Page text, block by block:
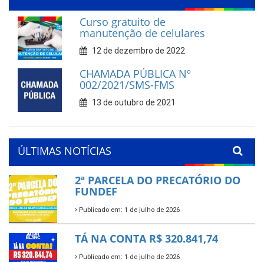
Curso gratuito de
manutenção de celulares
12 de dezembro de 2022
CHAMADA PÚBLICA Nº
002/2021/SMS-FMS
13 de outubro de 2021
ÚLTIMAS NOTÍCIAS
2ª PARCELA DO PRECATÓRIO DO
FUNDEF
Publicado em: 1 de julho de 2026
TÁ NA CONTA R$ 320.841,74
Publicado em: 1 de julho de 2026